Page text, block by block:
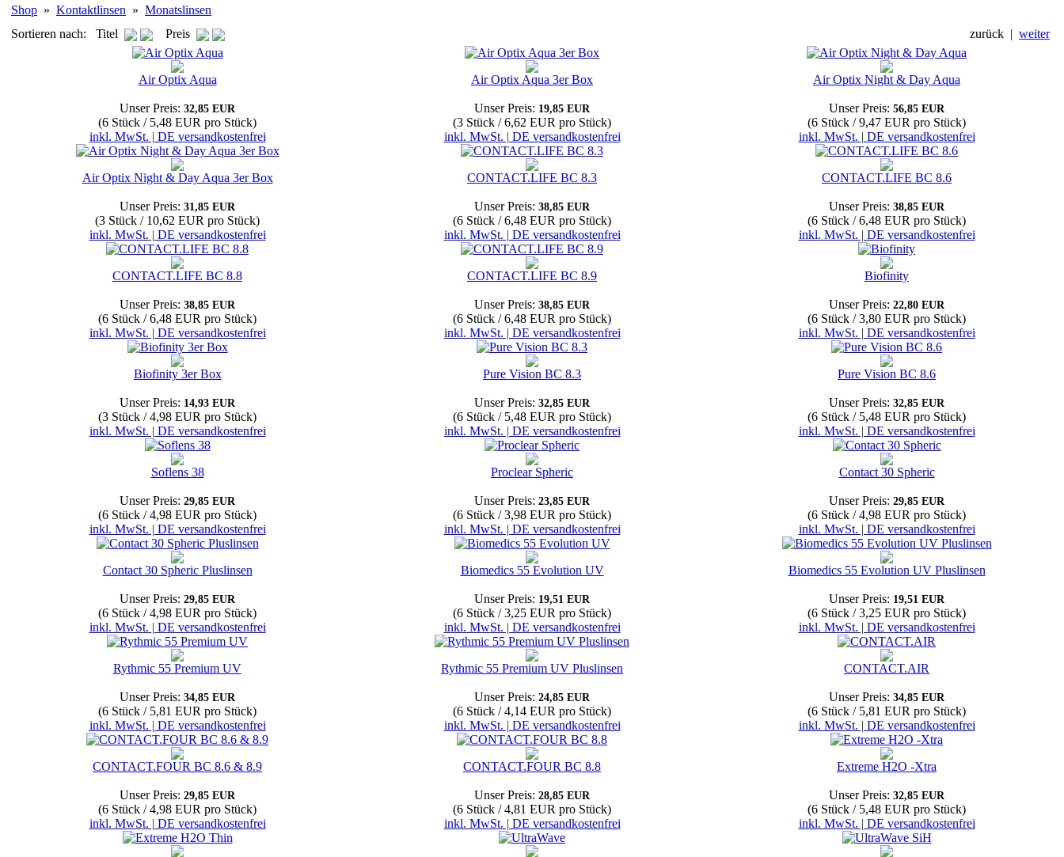
Shop » Kontaktlinsen » Monatslinsen
Sortieren nach: Titel
Preis zurück | weiter
Air Optix Aqua
Unser Preis: 32,85 EUR
(6 Stück / 5,48 EUR pro Stück)
inkl. MwSt. | DE versandkostenfrei
Air Optix Aqua 3er Box
Unser Preis: 19,85 EUR
(3 Stück / 6,62 EUR pro Stück)
inkl. MwSt. | DE versandkostenfrei
Air Optix Night & Day Aqua
Unser Preis: 56,85 EUR
(6 Stück / 9,47 EUR pro Stück)
inkl. MwSt. | DE versandkostenfrei
Air Optix Night & Day Aqua 3er Box
Unser Preis: 31,85 EUR
(3 Stück / 10,62 EUR pro Stück)
inkl. MwSt. | DE versandkostenfrei
CONTACT.LIFE BC 8.3
Unser Preis: 38,85 EUR
(6 Stück / 6,48 EUR pro Stück)
inkl. MwSt. | DE versandkostenfrei
CONTACT.LIFE BC 8.6
Unser Preis: 38,85 EUR
(6 Stück / 6,48 EUR pro Stück)
inkl. MwSt. | DE versandkostenfrei
CONTACT.LIFE BC 8.8
Unser Preis: 38,85 EUR
(6 Stück / 6,48 EUR pro Stück)
inkl. MwSt. | DE versandkostenfrei
CONTACT.LIFE BC 8.9
Unser Preis: 38,85 EUR
(6 Stück / 6,48 EUR pro Stück)
inkl. MwSt. | DE versandkostenfrei
Biofinity
Unser Preis: 22,80 EUR
(6 Stück / 3,80 EUR pro Stück)
inkl. MwSt. | DE versandkostenfrei
Biofinity 3er Box
Unser Preis: 14,93 EUR
(3 Stück / 4,98 EUR pro Stück)
inkl. MwSt. | DE versandkostenfrei
Pure Vision BC 8.3
Unser Preis: 32,85 EUR
(6 Stück / 5,48 EUR pro Stück)
inkl. MwSt. | DE versandkostenfrei
Pure Vision BC 8.6
Unser Preis: 32,85 EUR
(6 Stück / 5,48 EUR pro Stück)
inkl. MwSt. | DE versandkostenfrei
Soflens 38
Unser Preis: 29,85 EUR
(6 Stück / 4,98 EUR pro Stück)
inkl. MwSt. | DE versandkostenfrei
Proclear Spheric
Unser Preis: 23,85 EUR
(6 Stück / 3,98 EUR pro Stück)
inkl. MwSt. | DE versandkostenfrei
Contact 30 Spheric
Unser Preis: 29,85 EUR
(6 Stück / 4,98 EUR pro Stück)
inkl. MwSt. | DE versandkostenfrei
Contact 30 Spheric Pluslinsen
Unser Preis: 29,85 EUR
(6 Stück / 4,98 EUR pro Stück)
inkl. MwSt. | DE versandkostenfrei
Biomedics 55 Evolution UV
Unser Preis: 19,51 EUR
(6 Stück / 3,25 EUR pro Stück)
inkl. MwSt. | DE versandkostenfrei
Biomedics 55 Evolution UV Pluslinsen
Unser Preis: 19,51 EUR
(6 Stück / 3,25 EUR pro Stück)
inkl. MwSt. | DE versandkostenfrei
Rythmic 55 Premium UV
Unser Preis: 34,85 EUR
(6 Stück / 5,81 EUR pro Stück)
inkl. MwSt. | DE versandkostenfrei
Rythmic 55 Premium UV Pluslinsen
Unser Preis: 24,85 EUR
(6 Stück / 4,14 EUR pro Stück)
inkl. MwSt. | DE versandkostenfrei
CONTACT.AIR
Unser Preis: 34,85 EUR
(6 Stück / 5,81 EUR pro Stück)
inkl. MwSt. | DE versandkostenfrei
CONTACT.FOUR BC 8.6 & 8.9
Unser Preis: 29,85 EUR
(6 Stück / 4,98 EUR pro Stück)
inkl. MwSt. | DE versandkostenfrei
CONTACT.FOUR BC 8.8
Unser Preis: 28,85 EUR
(6 Stück / 4,81 EUR pro Stück)
inkl. MwSt. | DE versandkostenfrei
Extreme H2O -Xtra
Unser Preis: 32,85 EUR
(6 Stück / 5,48 EUR pro Stück)
inkl. MwSt. | DE versandkostenfrei